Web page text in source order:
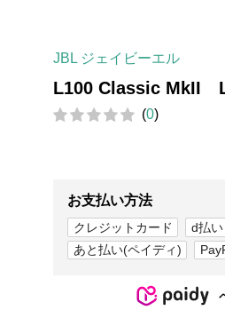
JBL ジェイビーエル
L100 Classic MkII
(0)
お支払い方法
クレジットカード d払い
あと払い(ペイディ)